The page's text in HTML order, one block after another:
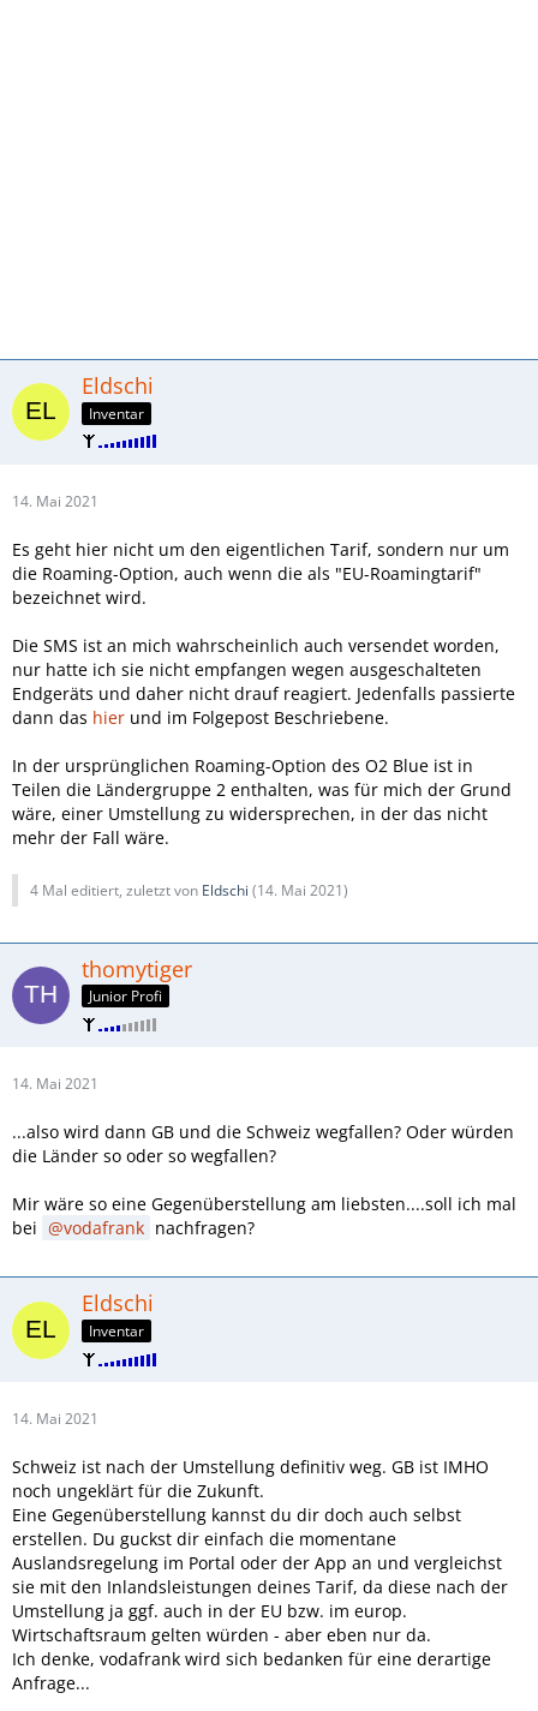
Eldschi
Inventar
14. Mai 2021
Es geht hier nicht um den eigentlichen Tarif, sondern nur um
die Roaming-Option, auch wenn die als "EU-Roamingtarif"
bezeichnet wird.
Die SMS ist an mich wahrscheinlich auch versendet worden,
nur hatte ich sie nicht empfangen wegen ausgeschalteten
Endgeräts und daher nicht drauf reagiert. Jedenfalls passierte
dann das hier und im Folgepost Beschriebene.
In der ursprünglichen Roaming-Option des O2 Blue ist in
Teilen die Ländergruppe 2 enthalten, was für mich der Grund
wäre, einer Umstellung zu widersprechen, in der das nicht
mehr der Fall wäre.
4 Mal editiert, zuletzt von Eldschi (14. Mai 2021)
thomytiger
Junior Profi
14. Mai 2021
...also wird dann GB und die Schweiz wegfallen? Oder würden
die Länder so oder so wegfallen?
Mir wäre so eine Gegenüberstellung am liebsten....soll ich mal
bei
vodafrank nachfragen?
Eldschi
Inventar
14. Mai 2021
Schweiz ist nach der Umstellung definitiv weg. GB ist IMHO
noch ungeklärt für die Zukunft.
Eine Gegenüberstellung kannst du dir doch auch selbst
erstellen. Du guckst dir einfach die momentane
Auslandsregelung im Portal oder der App an und vergleichst
sie mit den Inlandsleistungen deines Tarif, da diese nach der
Umstellung ja ggf. auch in der EU bzw. im europ.
Wirtschaftsraum gelten würden - aber eben nur da.
Ich denke, vodafrank wird sich bedanken für eine derartige
Anfrage...